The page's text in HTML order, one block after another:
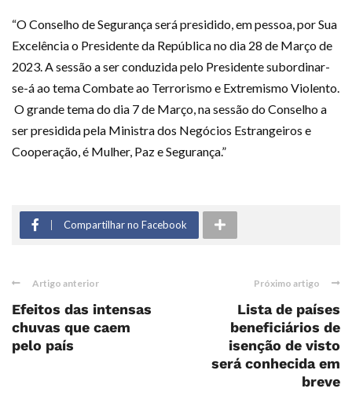
“O Conselho de Segurança será presidido, em pessoa, por Sua
Excelência o Presidente da República no dia 28 de Março de
2023. A sessão a ser conduzida pelo Presidente subordinar-
se-á ao tema Combate ao Terrorismo e Extremismo Violento.
O grande tema do dia 7 de Março, na sessão do Conselho a
ser presidida pela Ministra dos Negócios Estrangeiros e
Cooperação, é Mulher, Paz e Segurança.”
Compartilhar no Facebook
Artigo anterior
Efeitos das intensas
chuvas que caem
pelo país
Próximo artigo
Lista de países
beneficiários de
isenção de visto
será conhecida em
breve